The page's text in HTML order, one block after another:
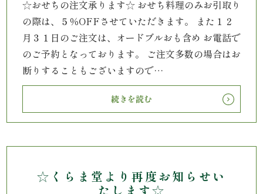
弁
当
席
料
☆おせちの注文承ります☆ おせち料理のみお引取り
の際は、５％OFFさせていただきます。 また１２
月３１日のご注文は、オードブルおも含め お電話で
のご予約となっております。 ご注文多数の場合はお
断りすることもございますので…
続きを読む
☆くらま堂より再度お知らせい
たします☆